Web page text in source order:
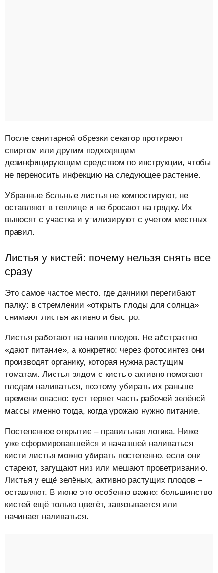
После санитарной обрезки секатор протирают
спиртом или другим подходящим
дезинфицирующим средством по инструкции, чтобы
не переносить инфекцию на следующее растение.
Убранные больные листья не компостируют, не
оставляют в теплице и не бросают на грядку. Их
выносят с участка и утилизируют с учётом местных
правил.
Листья у кистей: почему нельзя снять все
сразу
Это самое частое место, где дачники перегибают
палку: в стремлении «открыть плоды для солнца»
снимают листья активно и быстро.
Листья работают на налив плодов. Не абстрактно
«дают питание», а конкретно: через фотосинтез они
производят органику, которая нужна растущим
томатам. Листья рядом с кистью активно помогают
плодам наливаться, поэтому убирать их раньше
времени опасно: куст теряет часть рабочей зелёной
массы именно тогда, когда урожаю нужно питание.
Постепенное открытие – правильная логика. Ниже
уже сформировавшейся и начавшей наливаться
кисти листья можно убирать постепенно, если они
стареют, загущают низ или мешают проветриванию.
Листья у ещё зелёных, активно растущих плодов –
оставляют. В июне это особенно важно: большинство
кистей ещё только цветёт, завязывается или
начинает наливаться.